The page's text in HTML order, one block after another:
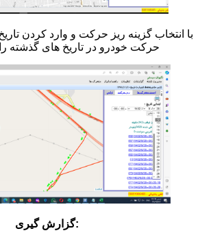
با انتخاب گزینه ریز حرکت و وارد کردن
حرکت خودرو در تاریخ های گذشته را
گزارش گیری: